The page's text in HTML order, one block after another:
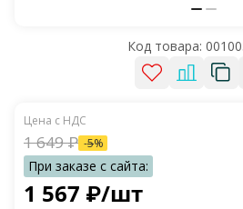
Код товара:
1 567 ₽/шт
1 649₽ -5%